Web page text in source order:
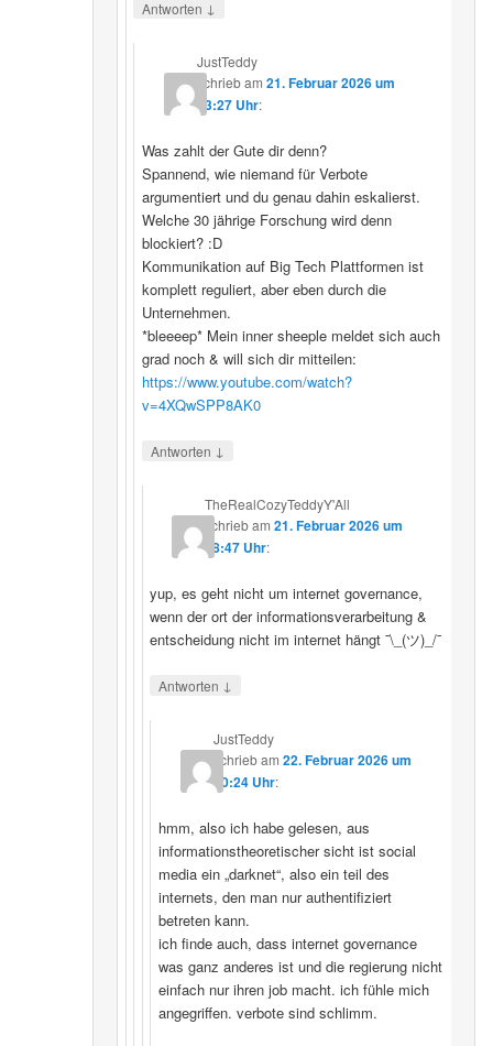
Antworten ↓
JustTeddy
schriebam 21. Februar 2026 um
13:27 Uhr:
Was zahlt der Gute dir denn?
Spannend, wie niemand für Verbote
argumentiert und du genau dahin eskalierst.
Welche 30 jährige Forschung wird denn
blockiert? :D
Kommunikation auf Big Tech Plattformen ist
komplett reguliert, aber eben durch die
Unternehmen.
*bleeeep* Mein inner sheeple meldet sich auch
grad noch & will sich dir mitteilen:
https://www.youtube.com/watch?
v=4XQwSPP8AK0
Antworten ↓
TheRealCozyTeddyY'All
schriebam21. Februar 2026 um
18:47 Uhr:
yup, es geht nicht um internet governance,
wenn der ort der informationsverarbeitung &
entscheidung nicht im internet hängt ¯\_(ツ)_/¯
Antworten ↓
JustTeddy
schriebam 22. Februar 2026 um
20:24 Uhr:
hmm, also ich habe gelesen, aus
informationstheoretischer sicht ist social
media ein „darknet“, also ein teil des
internets, den man nur authentifiziert
betreten kann.
ich finde auch, dass internet governance
was ganz anderes ist und die regierung nicht
einfach nur ihren job macht. ich fühle mich
angegriffen. verbote sind schlimm.